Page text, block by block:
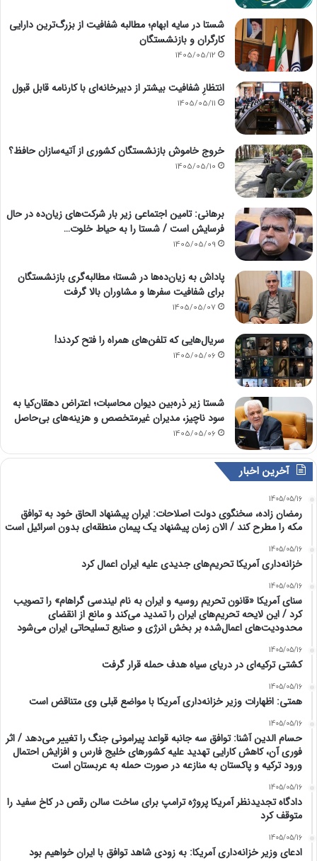
شستا در سایه ابهام؛ مطالبه شفافیت از بزرگ‌ترین دارایی
کارگران و بازنشستگان
1405/05/12
انتظارِ شفافیت بیشتر از دبیرخانه‌ای با کارنامه قابل قبول
1405/05/11
خروج خاموش بازنشستگان کشوری از آتیه‌سازان حافظ؟
1405/05/10
برهانی: تامین اجتماعی زیر بار شرکت‌های زیان‌ده در حال
فرسایش است / شستا را به حیاط خلوت…
1405/05/09
پاداش به زیان‌ده‌ها در شستا؛ مطالبه‌گری بازنشستگان
برای شفافیت سفرها و مشاوران بالا گرفت
1405/05/07
سریال‌هایی که تلفن‌های همراه را فتح کردند!
1405/05/06
شستا زیر ذره‌بین دیوان محاسبات؛ اعتراض دهقان‌کیا به
سود ناچیز، مدیران غیرمتخصص و هزینه‌های بی‌حاصل
1405/05/06
آخرین اخبار
1405/05/16
رمضان زاده، سخنگوی دولت اصلاحات: ایران پیشنهاد الحاق خود به توافق
مکه را مطرح کند / الان زمان پیشنهاد یک پیمان منطقه‌ای بدون اسرائیل است
1405/05/16
خزانه‌داری آمریکا تحریم‌های جدیدی علیه ایران اعمال کرد
1405/05/16
سنای آمریکا «قانون تحریم روسیه و ایران به نام لیندسی گراهام» را تصویب
کرد / این لایحه تحریم‌های ایران را تمدید می‌کند و مانع از انقضای
محدودیت‌های اعمال‌شده بر بخش انرژی و صنایع تسلیحاتی ایران می‌شود
1405/05/16
کشتی ترکیه‌ای در دریای سیاه هدف حمله قرار گرفت
1405/05/16
همتی: اظهارات وزیر خزانه‌داری آمریکا با مواضع قبلی وی متناقض است
1405/05/16
حسام الدین آشنا: توافق سه جانبه قواعد پیرامونی جنگ را تغییر می‌دهد / اثر
فوری آن، کاهش کارایی تهدید علیه کشور‌های خلیج فارس و افزایش احتمال
ورود ترکیه و پاکستان به منازعه در صورت حمله به عربستان است
1405/05/16
دادگاه تجدیدنظر آمریکا پروژه ترامپ برای ساخت سالن رقص در کاخ سفید را
متوقف کرد
1405/05/16
ادعای وزیر خزانه‌داری آمریکا: به زودی شاهد توافق با ایران خواهیم بود